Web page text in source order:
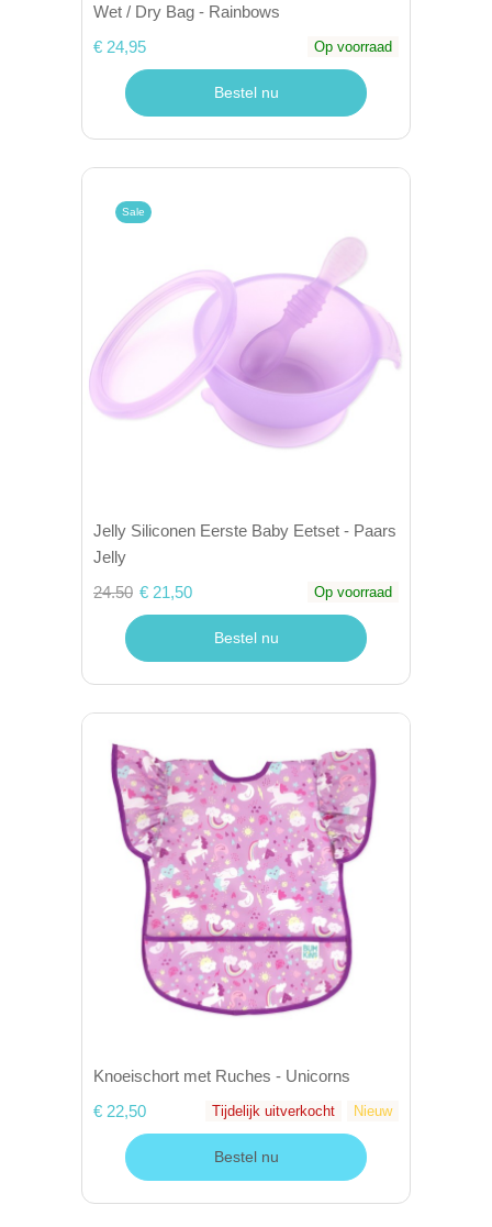
Wet / Dry Bag - Rainbows
€ 24,95
Op voorraad
Bestel nu
Sale
Jelly Siliconen Eerste Baby Eetset - Paars
Jelly
24.50 € 21,50 Op voorraad
Bestel nu
Knoeischort met Ruches - Unicorns
€ 22,50
Tijdelijk uitverkocht Nieuw
Bestel nu